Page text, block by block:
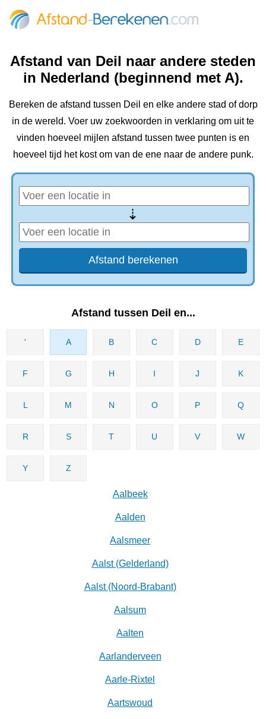
Afstand van Deil naar andere steden
in Nederland (beginnend met A).
Bereken de afstand tussen Deil en elke andere stad of dorp
in de wereld. Voer uw zoekwoorden in verklaring om uit te
vinden hoeveel mijlen afstand tussen twee punten is en
hoeveel tijd het kost om van de ene naar de andere punk.
⇢
Afstand tussen Deil en...
' A B C D E
F G H I J K
L M N O P Q
R S T U V W
Y Z
Aalbeek
Aalden
Aalsmeer
Aalst (Gelderland)
Aalst (Noord-Brabant)
Aalsum
Aalten
Aarlanderveen
Aarle-Rixtel
Aartswoud